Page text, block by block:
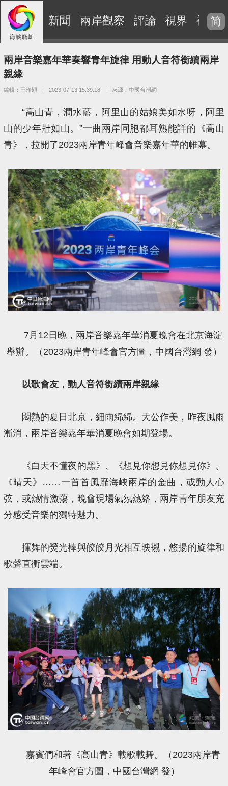
新聞 兩岸觀察 評論 視界 視頻
简
兩岸音樂嘉年華奏響青年旋律 用動人音符銜續兩岸
親緣
編輯：王瑞穎 | 2023-07-13 15:39:18 | 來源：中國台灣網
“高山青，澗水藍，阿里山的姑娘美如水呀，阿里
山的少年壯如山。”一曲兩岸同胞都耳熟能詳的《高山
青》，拉開了2023兩岸青年峰會音樂嘉年華的帷幕。
7月12日晚，兩岸音樂嘉年華消夏晚會在北京海淀
舉辦。（2023兩岸青年峰會官方圖，中國台灣網 發）
以歌會友，動人音符銜續兩岸親緣
悶熱的夏日北京，細雨綿綿。天公作美，昨夜風雨
漸消，兩岸音樂嘉年華消夏晚會如期登場。
《白天不懂夜的黑》、《想見你想見你想見你》、
《晴天》……一首首風靡海峽兩岸的金曲，或動人心
弦，或熱情激蕩，晚會現場氣氛熱絡，兩岸青年朋友充
分感受音樂的獨特魅力。
揮舞的熒光棒與皎皎月光相互映襯，悠揚的旋律和
歌聲直衝雲端。
嘉賓們和著《高山青》載歌載舞。（2023兩岸青
年峰會官方圖，中國台灣網 發）